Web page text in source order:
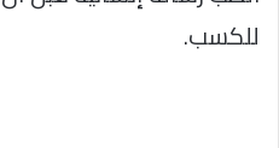
للكسب.